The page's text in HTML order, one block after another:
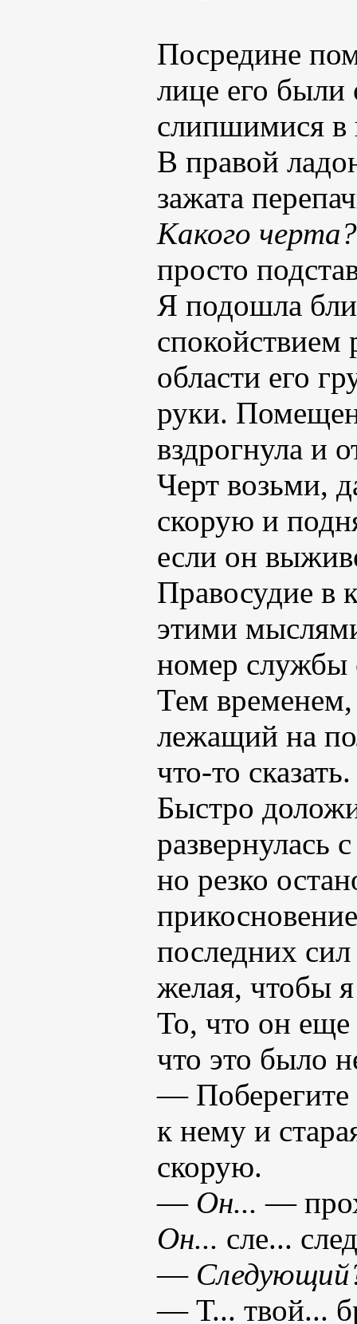
Посредине
лице его были
слипшимися в
В правой
зажата
Какого
просто
Я подошла
области его
руки.
вздрогнула и
Черт возьми,
скорую и
если он
Правосудие в
этими
номер службы
Тем временем,
лежащий на
что-то сказать.
Быстро
развернулась
но резко
последних
желая, чтобы
То, что он еще
что это было
— Поберегите
к нему и
скорую.
— Он... —
Он... сле...
—
— Т... твой...